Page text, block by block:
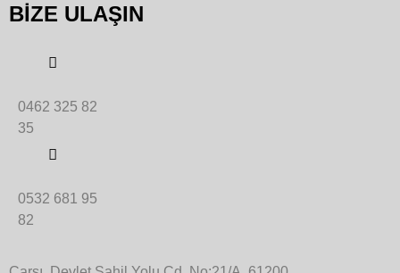
BİZE ULAŞIN
0462 325 82
35
0532 681 95
82